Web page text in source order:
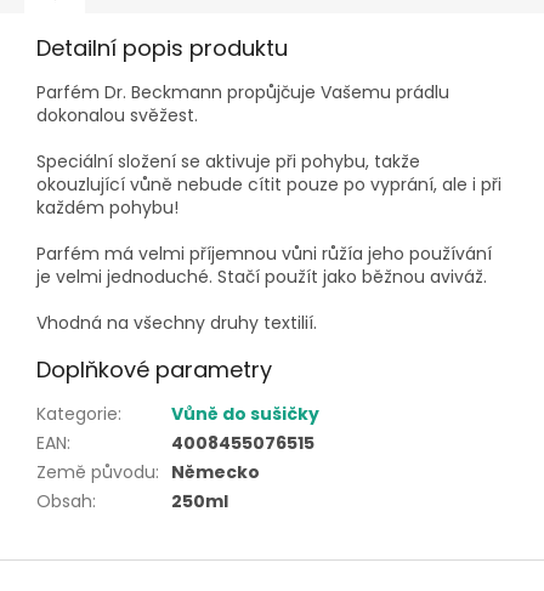
Detailní popis produktu
Parfém Dr. Beckmann propůjčuje Vašemu prádlu
dokonalou svěžest.
Speciální složení se aktivuje při pohybu, takže
okouzlující vůně nebude cítit pouze po vyprání, ale i při
každém pohybu!
Parfém má velmi příjemnou vůni růžía jeho používání
je velmi jednoduché. Stačí použít jako běžnou aviváž.
Vhodná na všechny druhy textilií.
Doplňkové parametry
Kategorie:
Vůně do sušičky
EAN:
4008455076515
Země původu: Německo
Obsah: 250ml
Z